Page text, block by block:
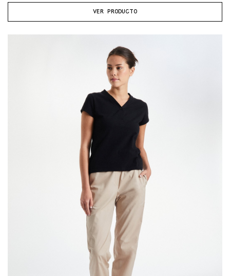
VER PRODUCTO